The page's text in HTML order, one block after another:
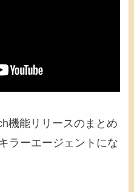
機能リリースのまとめ
ラーエージェントにな